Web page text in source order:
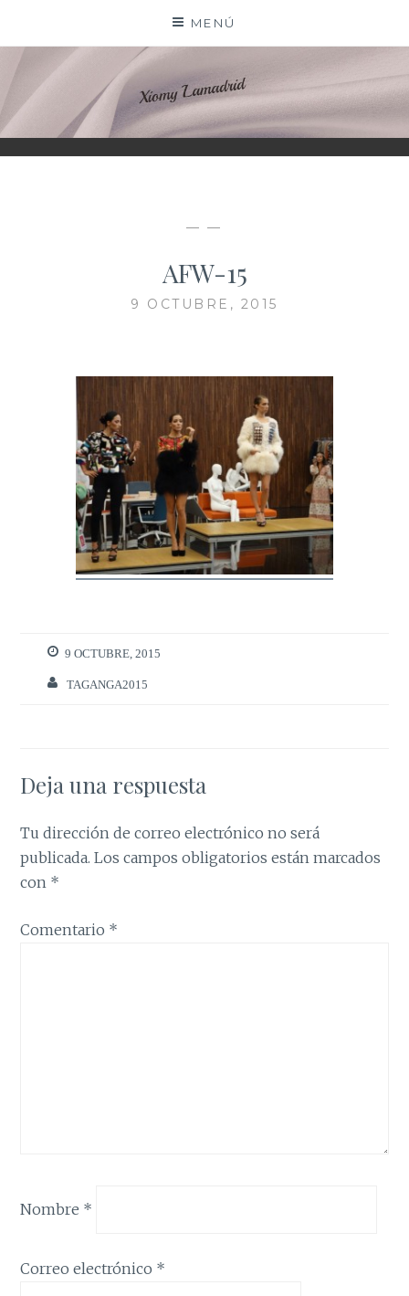
contenido
MENÚ
XIOMY LAMADRID
— —
AFW-15
9 OCTUBRE, 2015
9 OCTUBRE, 2015
TAGANGA2015
Deja una respuesta
Tu dirección de correo electrónico no será
publicada. Los campos obligatorios están marcados
con *
Comentario *
Nombre *
Correo electrónico *